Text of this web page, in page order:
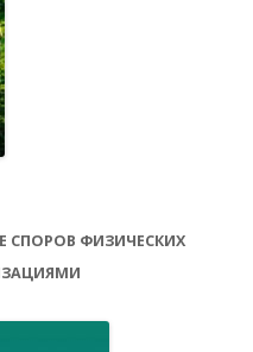
СПОРОВ ФИЗИЧЕСКИХ